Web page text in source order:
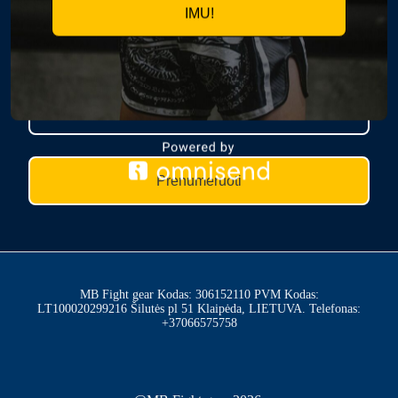
PRENUMERUOK NAUJIENAS
Prenumeruoti
MB Fight gear Kodas: 306152110 PVM Kodas:
LT100020299216 Šilutės pl 51 Klaipėda, LIETUVA. Telefonas:
+37066575758
IMU!